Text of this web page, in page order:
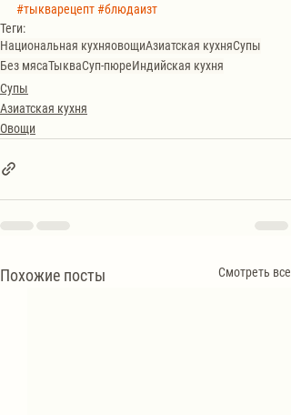
#тыкварецепт#блюдаизт
Теги:
Национальная кухняовощиАзиатская кухняСупы
Без мясаТыкваСуп-пюреИндийская кухня
Супы
Азиатская кухня
Овощи
Похожие посты Смотреть все